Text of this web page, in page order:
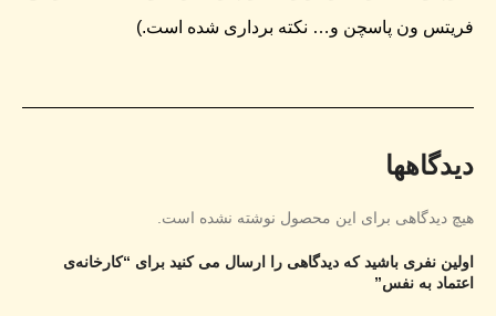
فریتس ون پاسچن و… نکته برداری شده است.)
دیدگاهها
هیچ دیدگاهی برای این محصول نوشته نشده است.
اولین نفری باشید که دیدگاهی را ارسال می کنید برای “کارخانه‌ی
اعتماد به نفس”